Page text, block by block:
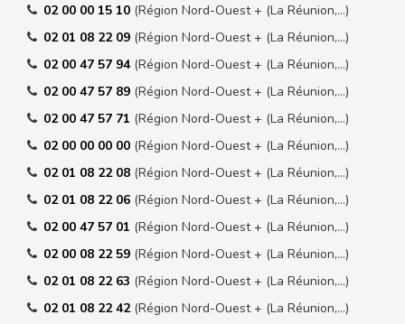
02 00 00 15 10 (Région Nord-Ouest + (La Réunion,…)
02 01 08 22 09 (Région Nord-Ouest + (La Réunion,…)
02 00 47 57 94 (Région Nord-Ouest + (La Réunion,…)
02 00 47 57 89 (Région Nord-Ouest + (La Réunion,…)
02 00 47 57 71 (Région Nord-Ouest + (La Réunion,…)
02 00 00 00 00 (Région Nord-Ouest + (La Réunion,…)
02 01 08 22 08 (Région Nord-Ouest + (La Réunion,…)
02 01 08 22 06 (Région Nord-Ouest + (La Réunion,…)
02 00 47 57 01 (Région Nord-Ouest + (La Réunion,…)
02 00 08 22 59 (Région Nord-Ouest + (La Réunion,…)
02 01 08 22 63 (Région Nord-Ouest + (La Réunion,…)
02 01 08 22 42 (Région Nord-Ouest + (La Réunion,…)